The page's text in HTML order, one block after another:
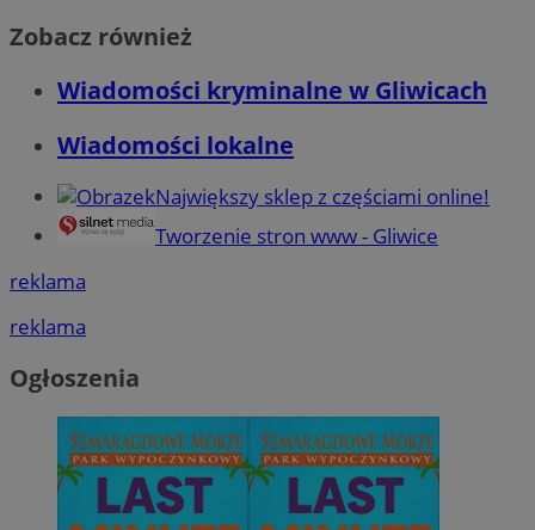
Zobacz również
Wiadomości kryminalne w Gliwicach
Wiadomości lokalne
Największy sklep z częściami online!
Tworzenie stron www - Gliwice
reklama
reklama
Ogłoszenia